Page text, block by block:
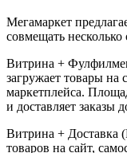
Мегамаркет
совмещать несколько
Витрина +
загружает товары на
маркетплейса.
и доставляет заказы
Витрина + Доставка
товаров на сайт,